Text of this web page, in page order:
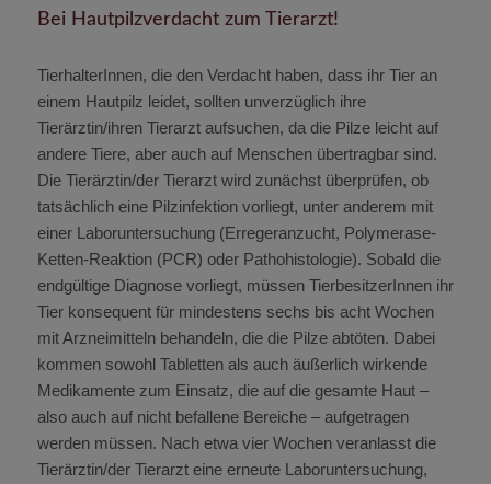
Bei Hautpilzverdacht zum Tierarzt!
TierhalterInnen, die den Verdacht haben, dass ihr Tier an
einem Hautpilz leidet, sollten unverzüglich ihre
Tierärztin/ihren Tierarzt aufsuchen, da die Pilze leicht auf
andere Tiere, aber auch auf Menschen übertragbar sind.
Die Tierärztin/der Tierarzt wird zunächst überprüfen, ob
tatsächlich eine Pilzinfektion vorliegt, unter anderem mit
einer Laboruntersuchung (Erregeranzucht, Polymerase-
Ketten-Reaktion (PCR) oder Pathohistologie). Sobald die
endgültige Diagnose vorliegt, müssen TierbesitzerInnen ihr
Tier konsequent für mindestens sechs bis acht Wochen
mit Arzneimitteln behandeln, die die Pilze abtöten. Dabei
kommen sowohl Tabletten als auch äußerlich wirkende
Medikamente zum Einsatz, die auf die gesamte Haut –
also auch auf nicht befallene Bereiche – aufgetragen
werden müssen. Nach etwa vier Wochen veranlasst die
Tierärztin/der Tierarzt eine erneute Laboruntersuchung,